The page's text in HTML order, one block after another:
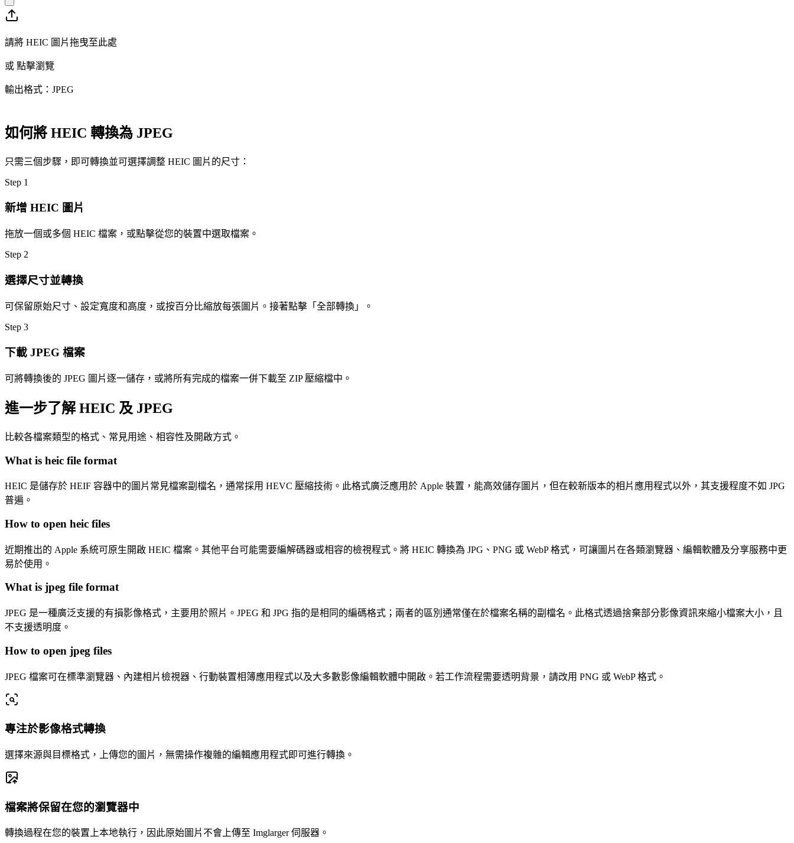
請將 HEIC 圖片拖曳至此處
或 點擊瀏覽
輸出格式：JPEG
如何將 HEIC 轉換為 JPEG
只需三個步驟，即可轉換並可選擇調整 HEIC 圖片的尺寸：
Step 1
新增 HEIC 圖片
拖放一個或多個 HEIC 檔案，或點擊從您的裝置中選取檔案。
Step 2
選擇尺寸並轉換
可保留原始尺寸、設定寬度和高度，或按百分比縮放每張圖片。接著點擊「全部轉換」。
Step 3
下載 JPEG 檔案
可將轉換後的 JPEG 圖片逐一儲存，或將所有完成的檔案一併下載至 ZIP 壓縮檔中。
進一步了解 HEIC 及 JPEG
比較各檔案類型的格式、常見用途、相容性及開啟方式。
What is heic file format
HEIC 是儲存於 HEIF 容器中的圖片常見檔案副檔名，通常採用 HEVC 壓縮技術。此格式廣泛應用於 Apple 裝置，能高效儲存圖片，但在較新版本的相片應用程式以外，其支援程度不如 JPG
普遍。
How to open heic files
近期推出的 Apple 系統可原生開啟 HEIC 檔案。其他平台可能需要編解碼器或相容的檢視程式。將 HEIC 轉換為 JPG、PNG 或 WebP 格式，可讓圖片在各類瀏覽器、編輯軟體及分享服務中更
易於使用。
What is jpeg file format
JPEG 是一種廣泛支援的有損影像格式，主要用於照片。JPEG 和 JPG 指的是相同的編碼格式；兩者的區別通常僅在於檔案名稱的副檔名。此格式透過捨棄部分影像資訊來縮小檔案大小，且
不支援透明度。
How to open jpeg files
JPEG 檔案可在標準瀏覽器、內建相片檢視器、行動裝置相簿應用程式以及大多數影像編輯軟體中開啟。若工作流程需要透明背景，請改用 PNG 或 WebP 格式。
專注於影像格式轉換
選擇來源與目標格式，上傳您的圖片，無需操作複雜的編輯應用程式即可進行轉換。
檔案將保留在您的瀏覽器中
轉換過程在您的裝置上本地執行，因此原始圖片不會上傳至 Imglarger 伺服器。